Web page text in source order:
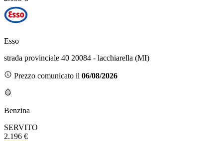
Esso
strada provinciale 40 20084 - lacchiarella (MI)
Prezzo comunicato il 06/08/2026
Benzina
SERVITO
2.196 €